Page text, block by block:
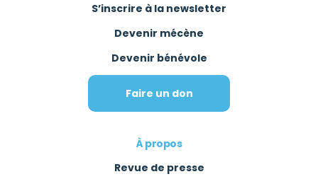
S’inscrire à la newsletter
Devenir mécène
Devenir bénévole
Faire un don
À propos
Revue de presse